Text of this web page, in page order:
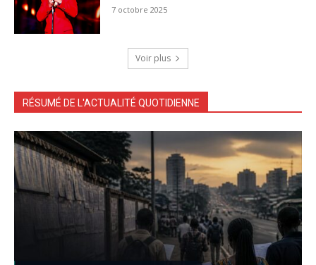
7 octobre 2025
Voir plus
RÉSUMÉ DE L'ACTUALITÉ QUOTIDIENNE